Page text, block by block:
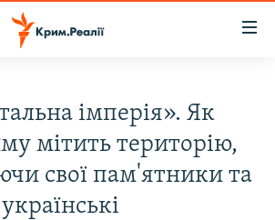
імперія». Як
мітить територію,
свої пам'ятники та